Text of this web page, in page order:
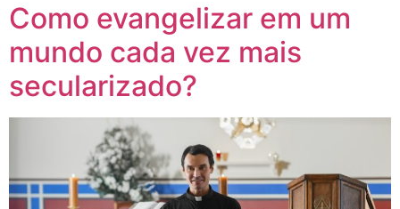
Como evangelizar em um
mundo cada vez mais
secularizado?